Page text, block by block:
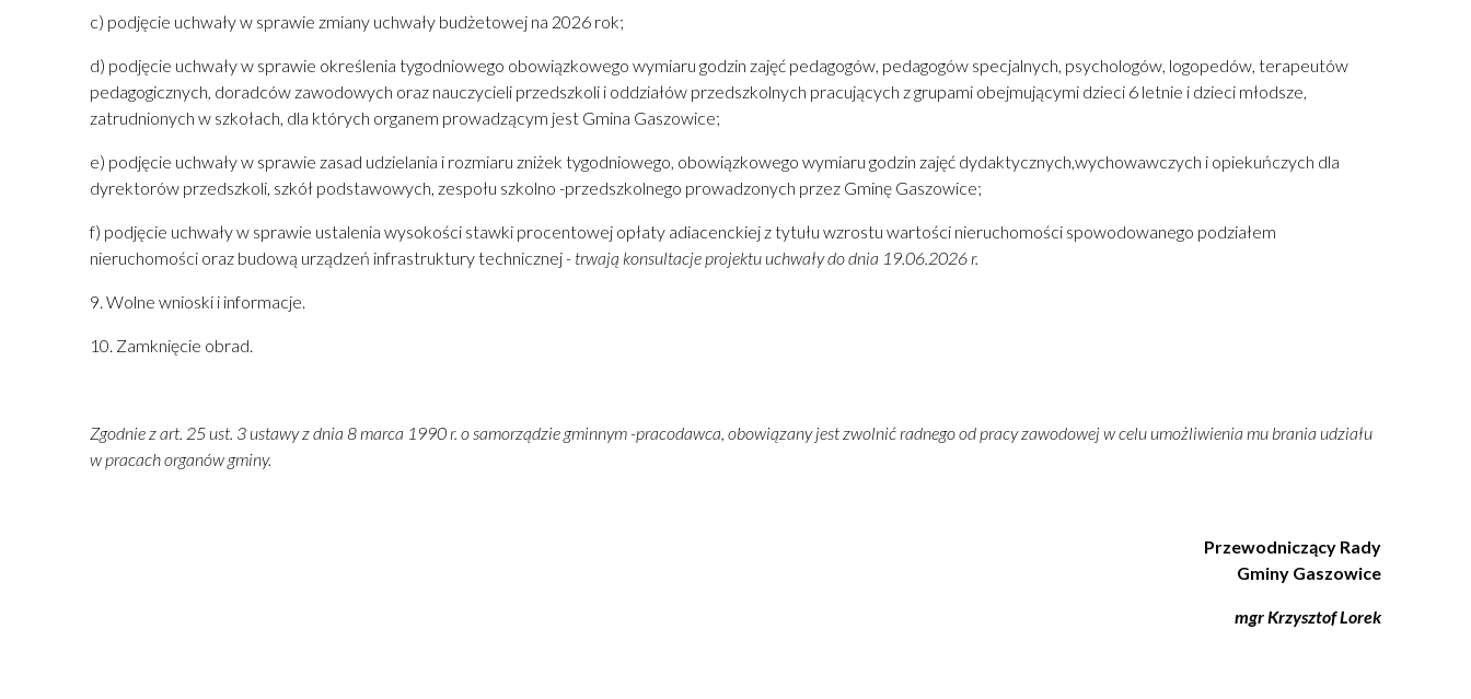
c) podjęcie uchwały w sprawie zmiany uchwały budżetowej na 2026 rok;
d) podjęcie uchwały w sprawie określenia tygodniowego obowiązkowego wymiaru godzin zajęć pedagogów, pedagogów specjalnych, psychologów, logopedów, terapeutów
pedagogicznych, doradców zawodowych oraz nauczycieli przedszkoli i oddziałów przedszkolnych pracujących z grupami obejmującymi dzieci 6 letnie i dzieci młodsze,
zatrudnionych w szkołach, dla których organem prowadzącym jest Gmina Gaszowice;
e) podjęcie uchwały w sprawie zasad udzielania i rozmiaru zniżek tygodniowego, obowiązkowego wymiaru godzin zajęć dydaktycznych,wychowawczych i opiekuńczych dla
dyrektorów przedszkoli, szkół podstawowych, zespołu szkolno -przedszkolnego prowadzonych przez Gminę Gaszowice;
f) podjęcie uchwały w sprawie ustalenia wysokości stawki procentowej opłaty adiacenckiej z tytułu wzrostu wartości nieruchomości spowodowanego podziałem
nieruchomości oraz budową urządzeń infrastruktury technicznej- trwają konsultacje projektu uchwały do dnia 19.06.2026 r.
9. Wolne wnioski i informacje.
10. Zamknięcie obrad.
Zgodnie z art. 25 ust. 3 ustawy z dnia 8 marca 1990 r. o samorządzie gminnym -pracodawca, obowiązany jest zwolnić radnego od pracy zawodowej w celu umożliwienia mu brania udziału
w pracach organów gminy.
Przewodniczący Rady
Gminy Gaszowice
mgr Krzysztof Lorek